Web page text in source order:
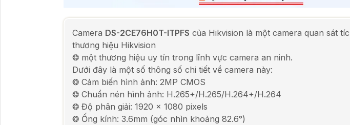
Camera DS-2CE76H0T-ITPFS của Hikvision là một camera quan sát
thương hiệu Hikvision
❂ một thương hiệu uy tín trong lĩnh vực camera an ninh.
Dưới đây là một số thông số chi tiết về camera này:
❂ Cảm biến hình ảnh: 2MP CMOS
❂ Chuẩn nén hình ảnh: H.265+/H.265/H.264+/H.264
❂ Độ phân giải: 1920 x 1080 pixels
❂ Ống kính: 3.6mm (góc nhìn khoảng 82.6°)